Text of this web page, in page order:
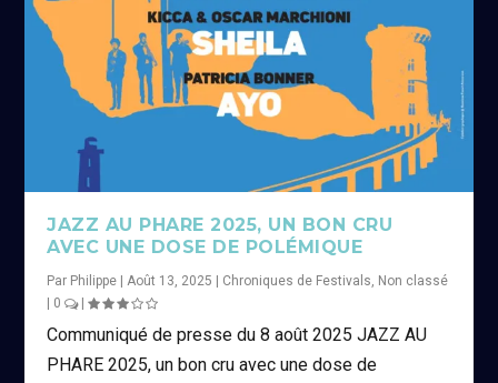
JAZZ AU PHARE 2025, UN BON CRU
AVEC UNE DOSE DE POLÉMIQUE
Par Philippe |Août 13, 2025 Chroniques de Festivals, Non classé
0 |
Communiqué de presse du 8 août 2025 JAZZ AU
PHARE 2025, un bon cru avec une dose de